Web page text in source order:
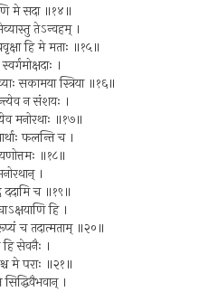
मे सदा ॥१४॥
तेऽन्वहम् ।
हि मे मताः ॥१५॥
।
सकामया स्त्रिया ॥१६॥
न संशयः ।
मनोरथाः ॥१७॥
फलन्ति च ।
॥१८॥
।
ददामि च ॥१९॥
हि ।
च तदात्मताम् ॥२०॥
हि सेवनैः ।
मे पराः ॥२१॥
।